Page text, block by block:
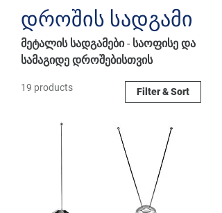
დროშის სადგამი
მეტალის სადგამები - საოფისე და
სამაგიდე დროშებისთვის
19 products Filter & Sort